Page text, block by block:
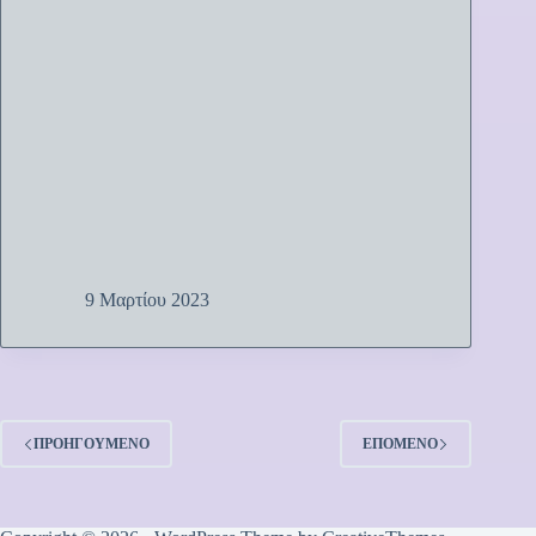
9 Μαρτίου 2023
ΠΡΟΗΓΟΎΜΕΝΟ ΕΠΌΜΕΝΟ